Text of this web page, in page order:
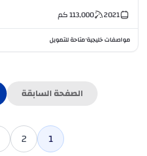
2021
113,000كم
مواصفات خليجية•متاحة للتمويل
الصفحة السابقة
1
2